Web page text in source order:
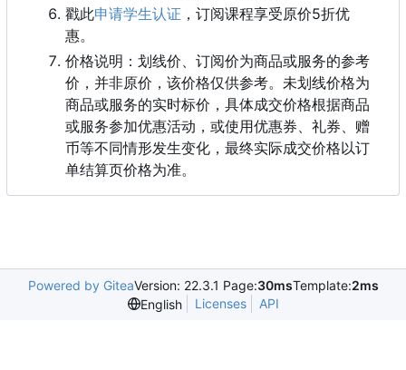
戳此申请学生认证 ， 订阅课程享受原价5折优
惠。
价格说明：划线价、订阅价为商品或服务的参考
价，并非原价，该价格仅供参考。未划线价格为
商品或服务的实时标价，具体成交价格根据商品
或服务参加优惠活动，或使用优惠券、礼券、赠
币等不同情形发生变化，最终实际成交价格以订
单结算页价格为准。
Powered by GiteaVersion: 22.3.1 Page:30msTemplate:2ms
English
Licenses API